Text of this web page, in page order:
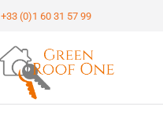
+33 (0)1 60 31 57 99